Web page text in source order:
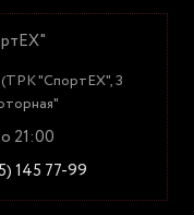
(ТРК "СпортЕХ", 3
21:00
145 77-99